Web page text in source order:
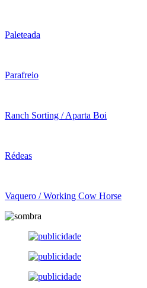
Paleteada
Parafreio
Ranch Sorting / Aparta Boi
Rédeas
Vaquero / Working Cow Horse